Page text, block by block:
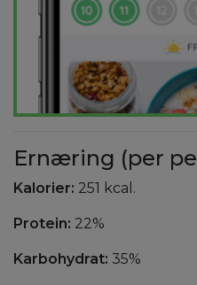
Ernæring (per
Kalorier: 251 kcal.
Protein: 22%
Karbohydrat: 35%